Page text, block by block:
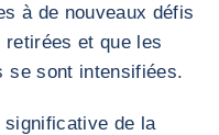
à de nouveaux défis
et que les
se sont intensifiées.
significative de la